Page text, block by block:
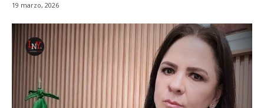
19 marzo, 2026